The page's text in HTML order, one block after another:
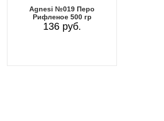
Agnesi №019 Перо
Рифленое 500 гр
136 руб.